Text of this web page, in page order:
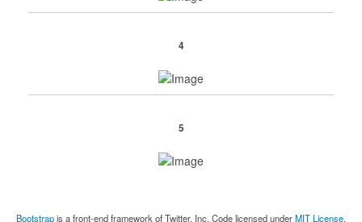
4
5
Bootstrapis a front-end framework of Twitter, Inc. Code licensed underMIT License.